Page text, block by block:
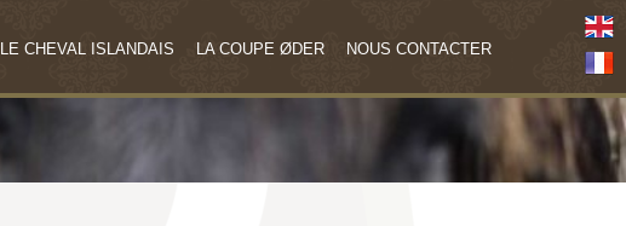
LE CHEVAL ISLANDAIS LA COUPE ØDER NOUS CONTACTER